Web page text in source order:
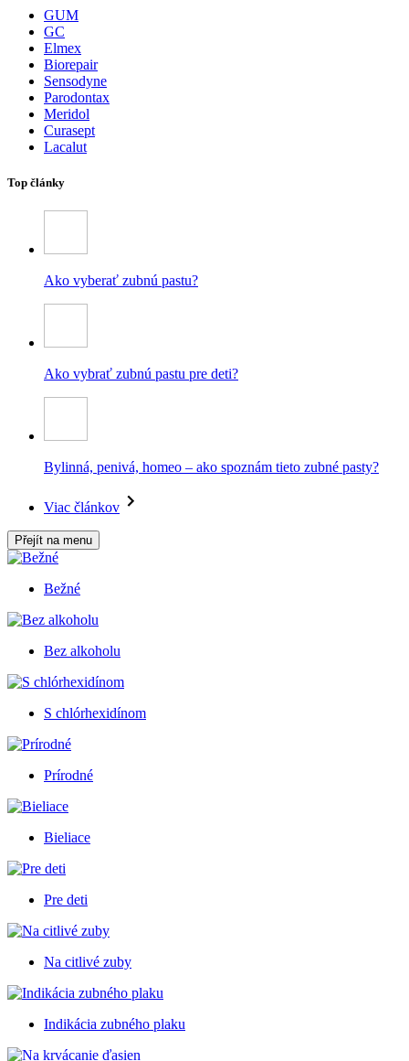
GUM
GC
Elmex
Biorepair
Sensodyne
Parodontax
Meridol
Curasept
Lacalut
Top články
Ako vyberať zubnú pastu?
Ako vybrať zubnú pastu pre deti?
Bylinná, penivá, homeo – ako spoznám tieto zubné pasty?
Viac článkov
Přejít na menu
Bežné
Bez alkoholu
S chlórhexidínom
Prírodné
Bieliace
Pre deti
Na citlivé zuby
Indikácia zubného plaku